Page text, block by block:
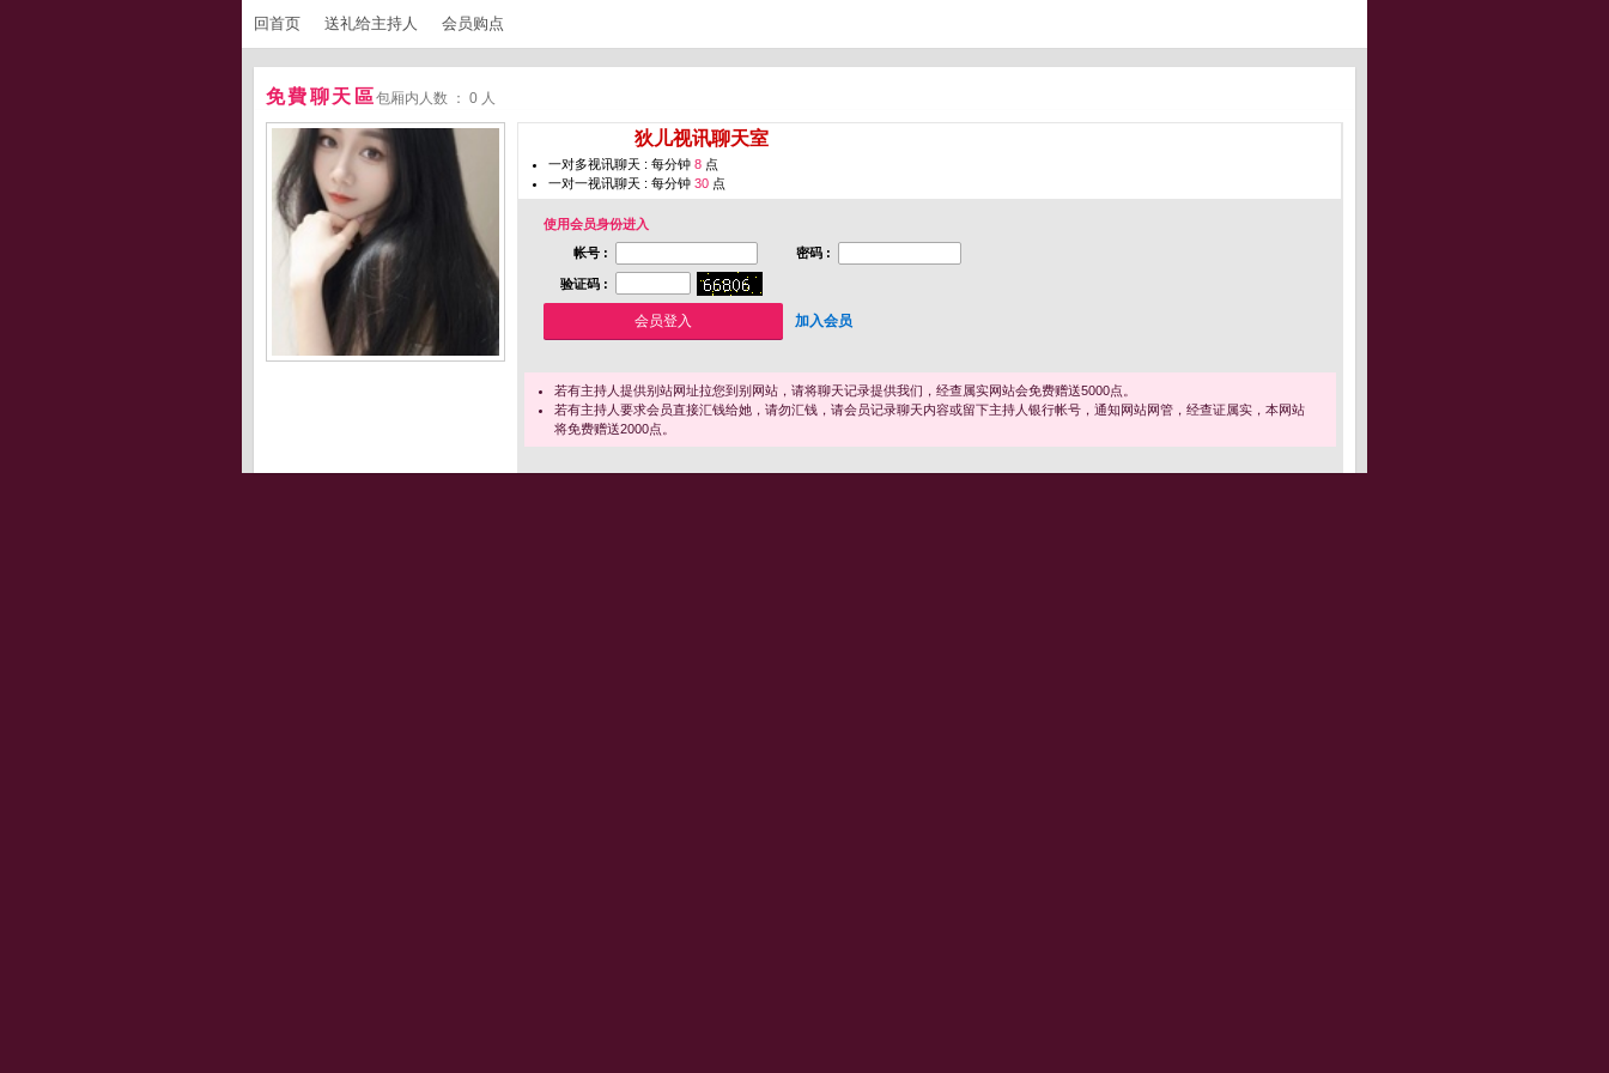
回首页 送礼给主持人 会员购点
免費聊天區包厢内人数 ： 0 人
狄儿视讯聊天室
一对多视讯聊天 : 每分钟 8 点
一对一视讯聊天 : 每分钟 30 点
使用会员身份进入
帐号 :
密码 :
验证码 :
加入会员
若有主持人提供别站网址拉您到别网站，请将聊天记录提供我们，经查属实网站会免费赠送5000点。
若有主持人要求会员直接汇钱给她，请勿汇钱，请会员记录聊天内容或留下主持人银行帐号，通知网站网管，经查证属实，本网站
将免费赠送2000点。